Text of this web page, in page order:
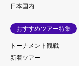
日本国内
おすすめツアー特集
トーナメント観戦
新着ツアー